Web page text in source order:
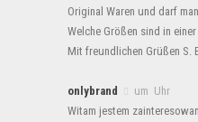
Original Waren und darf
Welche Größen sind in
Mit freundlichen Grüßen S.
onlybrand
um Uhr
Witam jestem